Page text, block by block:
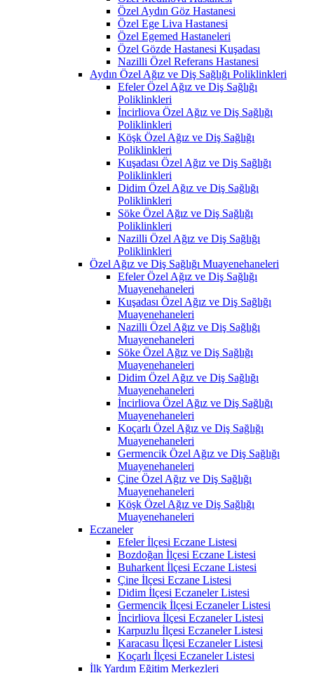
Özel Aydın Göz Hastanesi
Özel Ege Liva Hastanesi
Özel Egemed Hastaneleri
Özel Gözde Hastanesi Kuşadası
Nazilli Özel Referans Hastanesi
Aydın Özel Ağız ve Diş Sağlığı Poliklinkleri
Efeler Özel Ağız ve Diş Sağlığı
Poliklinkleri
İncirliova Özel Ağız ve Diş Sağlığı
Poliklinkleri
Köşk Özel Ağız ve Diş Sağlığı
Poliklinkleri
Kuşadası Özel Ağız ve Diş Sağlığı
Poliklinkleri
Didim Özel Ağız ve Diş Sağlığı
Poliklinkleri
Söke Özel Ağız ve Diş Sağlığı
Poliklinkleri
Nazilli Özel Ağız ve Diş Sağlığı
Poliklinkleri
Özel Ağız ve Diş Sağlığı Muayenehaneleri
Efeler Özel Ağız ve Diş Sağlığı
Muayenehaneleri
Kuşadası Özel Ağız ve Diş Sağlığı
Muayenehaneleri
Nazilli Özel Ağız ve Diş Sağlığı
Muayenehaneleri
Söke Özel Ağız ve Diş Sağlığı
Muayenehaneleri
Didim Özel Ağız ve Diş Sağlığı
Muayenehaneleri
İncirliova Özel Ağız ve Diş Sağlığı
Muayenehaneleri
Koçarlı Özel Ağız ve Diş Sağlığı
Muayenehaneleri
Germencik Özel Ağız ve Diş Sağlığı
Muayenehaneleri
Çine Özel Ağız ve Diş Sağlığı
Muayenehaneleri
Köşk Özel Ağız ve Diş Sağlığı
Muayenehaneleri
Eczaneler
Efeler İlçesi Eczane Listesi
Bozdoğan İlçesi Eczane Listesi
Buharkent İlçesi Eczane Listesi
Çine İlçesi Eczane Listesi
Didim İlçesi Eczaneler Listesi
Germencik İlçesi Eczaneler Listesi
İncirliova İlçesi Eczaneler Listesi
Karpuzlu İlçesi Eczaneler Listesi
Karacasu İlçesi Eczaneler Listesi
Koçarlı İlçesi Eczaneler Listesi
İlk Yardım Eğitim Merkezleri